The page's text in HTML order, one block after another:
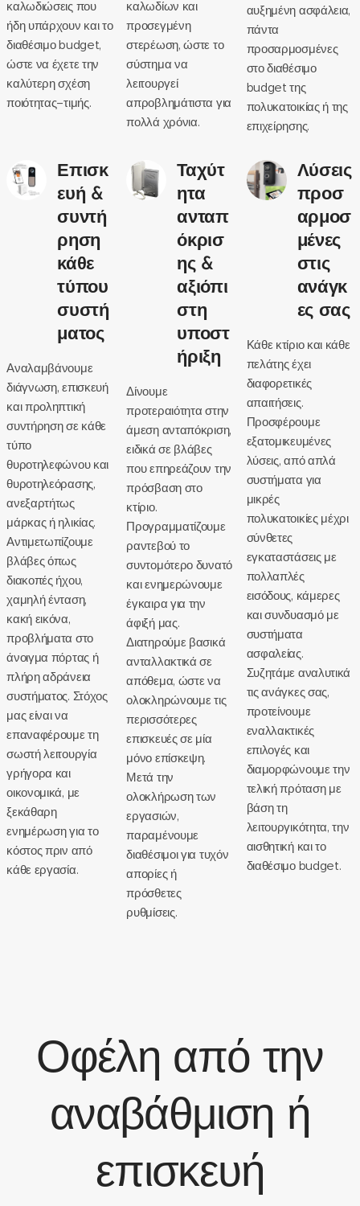
καλωδιώσεις που
ήδη υπάρχουν και το
διαθέσιμο budget,
ώστε να έχετε την
καλύτερη σχέση
ποιότητας–τιμής.
καλωδίων και
προσεγμένη
στερέωση, ώστε το
σύστημα να
λειτουργεί
απροβλημάτιστα για
πολλά χρόνια.
αυξημένη ασφάλεια,
πάντα
προσαρμοσμένες
στο διαθέσιμο
budget της
πολυκατοικίας ή της
επιχείρησης.
Επισκ
ευή &
συντή
ρηση
κάθε
τύπου
συστή
ματος
Αναλαμβάνουμε
διάγνωση, επισκευή
και προληπτική
συντήρηση σε κάθε
τύπο
θυροτηλεφώνου και
θυροτηλεόρασης,
ανεξαρτήτως
μάρκας ή ηλικίας.
Αντιμετωπίζουμε
βλάβες όπως
διακοπές ήχου,
χαμηλή ένταση,
κακή εικόνα,
προβλήματα στο
άνοιγμα πόρτας ή
πλήρη αδράνεια
συστήματος. Στόχος
μας είναι να
επαναφέρουμε τη
σωστή λειτουργία
γρήγορα και
οικονομικά, με
ξεκάθαρη
ενημέρωση για το
κόστος πριν από
κάθε εργασία.
Ταχύτ
ητα
ανταπ
όκρισ
ης &
αξιόπι
στη
υποστ
ήριξη
Δίνουμε
προτεραιότητα στην
άμεση ανταπόκριση,
ειδικά σε βλάβες
που επηρεάζουν την
πρόσβαση στο
κτίριο.
Προγραμματίζουμε
ραντεβού το
συντομότερο δυνατό
και ενημερώνουμε
έγκαιρα για την
άφιξή μας.
Διατηρούμε βασικά
ανταλλακτικά σε
απόθεμα, ώστε να
ολοκληρώνουμε τις
περισσότερες
επισκευές σε μία
μόνο επίσκεψη.
Μετά την
ολοκλήρωση των
εργασιών,
παραμένουμε
διαθέσιμοι για τυχόν
απορίες ή
πρόσθετες
ρυθμίσεις.
Λύσεις
προσ
αρμοσ
μένες
στις
ανάγκ
ες σας
Κάθε κτίριο και κάθε
πελάτης έχει
διαφορετικές
απαιτήσεις.
Προσφέρουμε
εξατομικευμένες
λύσεις, από απλά
συστήματα για
μικρές
πολυκατοικίες μέχρι
σύνθετες
εγκαταστάσεις με
πολλαπλές
εισόδους, κάμερες
και συνδυασμό με
συστήματα
ασφαλείας.
Συζητάμε αναλυτικά
τις ανάγκες σας,
προτείνουμε
εναλλακτικές
επιλογές και
διαμορφώνουμε την
τελική πρόταση με
βάση τη
λειτουργικότητα, την
αισθητική και το
διαθέσιμο budget.
Οφέλη από την
αναβάθμιση ή
επισκευή